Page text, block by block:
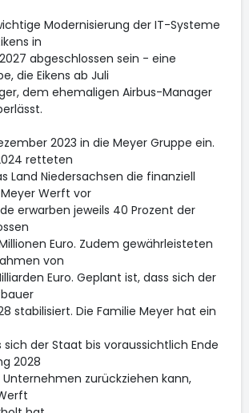
Modernisierung der IT-Systeme
in
abgeschlossen sein - eine
die Eikens ab Juli
dem ehemaligen Airbus-Manager
2023 in die Meyer Gruppe ein.
retteten
Land Niedersachsen die finanziell
Werft vor
erwarben jeweils 40 Prozent der
Euro. Zudem gewährleisteten
von
Euro. Geplant ist, dass sich der
stabilisiert. Die Familie Meyer hat ein
sich der Staat bis voraussichtlich Ende
2028
zurückziehen kann,